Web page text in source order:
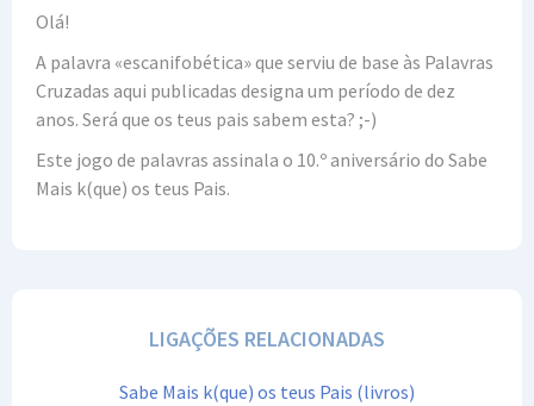
Olá!
A palavra «escanifobética» que serviu de base às Palavras
Cruzadas aqui publicadas designa um período de dez
anos. Será que os teus pais sabem esta? ;-)
Este jogo de palavras assinala o 10.º aniversário do Sabe
Mais k(que) os teus Pais.
LIGAÇÕES RELACIONADAS
Sabe Mais k(que) os teus Pais (livros)